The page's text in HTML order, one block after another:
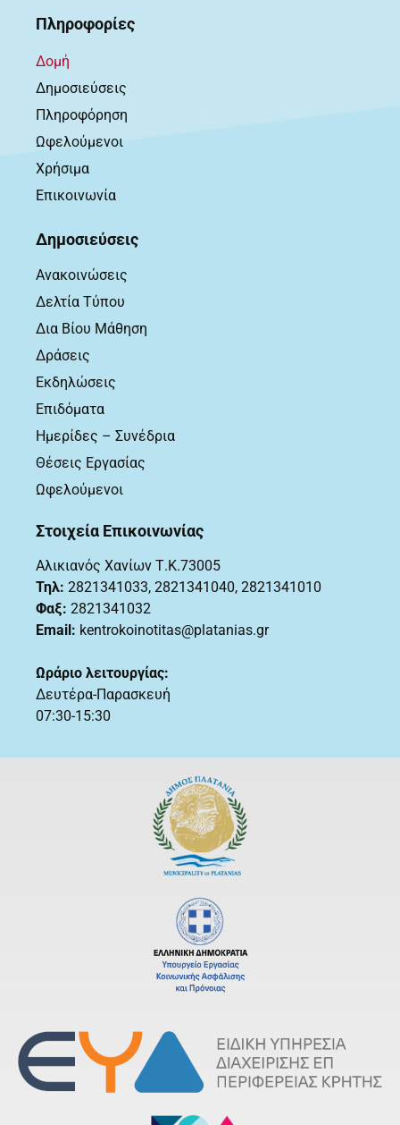
Πληροφορίες
Δομή
Δημοσιεύσεις
Πληροφόρηση
Ωφελούμενοι
Χρήσιμα
Επικοινωνία
Δημοσιεύσεις
Ανακοινώσεις
Δελτία Τύπου
Δια Βίου Μάθηση
Δράσεις
Εκδηλώσεις
Επιδόματα
Ημερίδες – Συνέδρια
Θέσεις Εργασίας
Ωφελούμενοι
Στοιχεία Επικοινωνίας
Αλικιανός Χανίων Τ.Κ.73005
Τηλ: 2821341033, 2821341040, 2821341010
Φαξ: 2821341032
Email: kentrokoinotitas@platanias.gr
Ωράριο λειτουργίας:
Δευτέρα-Παρασκευή
07:30-15:30